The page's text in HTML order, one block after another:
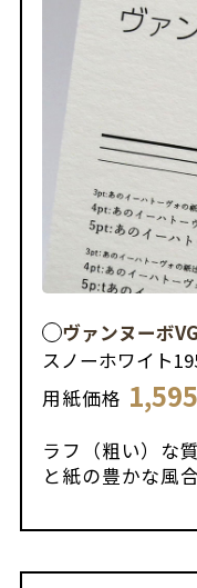
ヴァンヌーボ
スノーホワイト
用紙価格 1,595
ラフ（粗い）な
と紙の豊かな風